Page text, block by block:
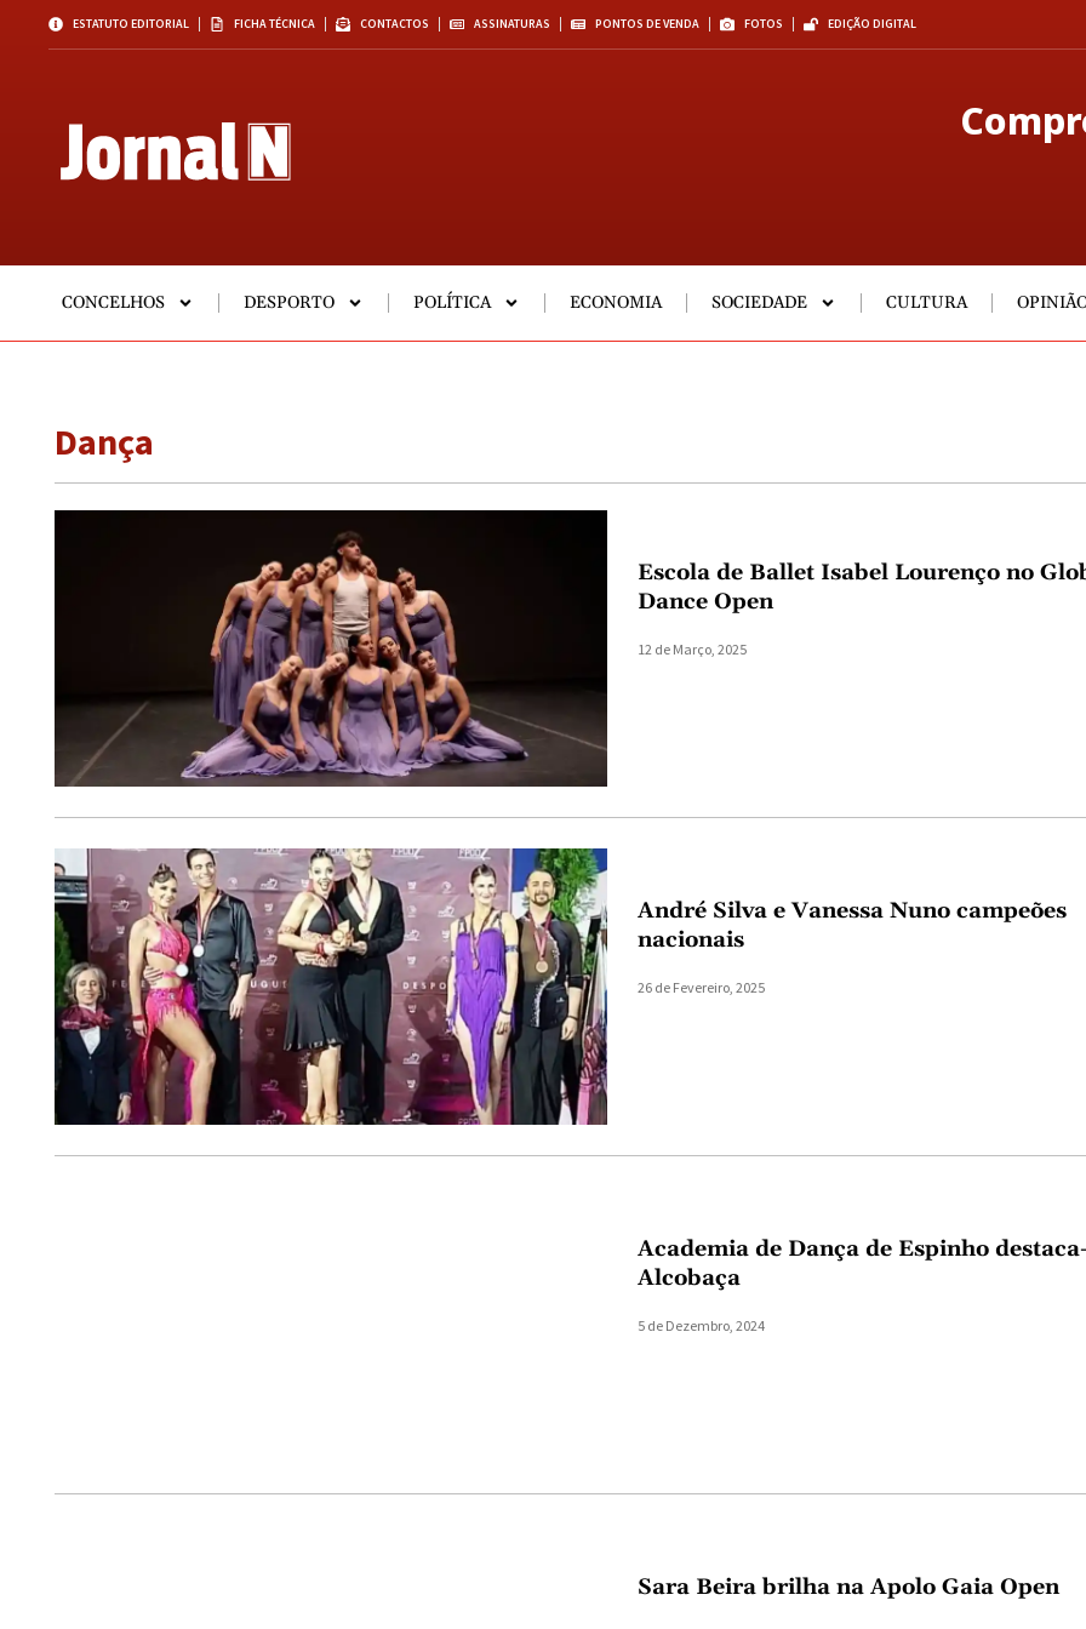
ESTATUTO EDITORIAL FICHA TÉCNICA CONTACTOS ASSINATURAS PONTOS DE VENDA FOTOS EDIÇÃO DIGITAL
CONCELHOS DESPORTO POLÍTICA ECONOMIA SOCIEDADE CULTURA
Dança
Escola de Ballet Isabel Lourenço no
Dance Open
12 de Março, 2025
André Silva e Vanessa Nuno campeões
nacionais
26 de Fevereiro, 2025
Academia de Dança de Espinho
Alcobaça
5 de Dezembro, 2024
Sara Beira brilha na Apolo Gaia Open